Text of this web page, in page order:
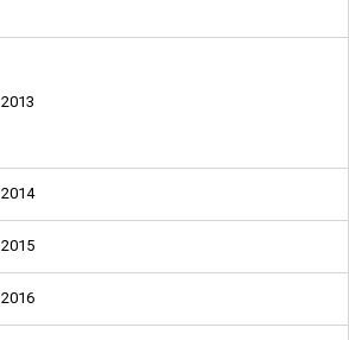
2013
2014
2015
2016